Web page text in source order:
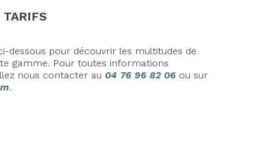
vos Options
dessous pour découvrir les multitudes de
gamme. Pour toutes informations
nous contacter au 04 76 96 82 06 ou sur
.